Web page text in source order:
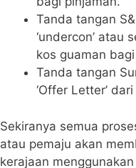
Tanda tangan
‘undercon’ atau
kos guaman bagi
Tanda tangan
‘Offer Letter’
Sekiranya semua
atau pemaju akan
kerajaan